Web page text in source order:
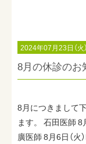
2024年07月23日（火）
8月の休診のお
8月につきまして
ます。 石田医師 8
廣医師 8月6日（火